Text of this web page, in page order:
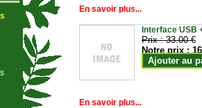
En savoir plus...
Interface USB
Prix :33.00 €
Notre prix :
Ajouter au
En savoir plus...